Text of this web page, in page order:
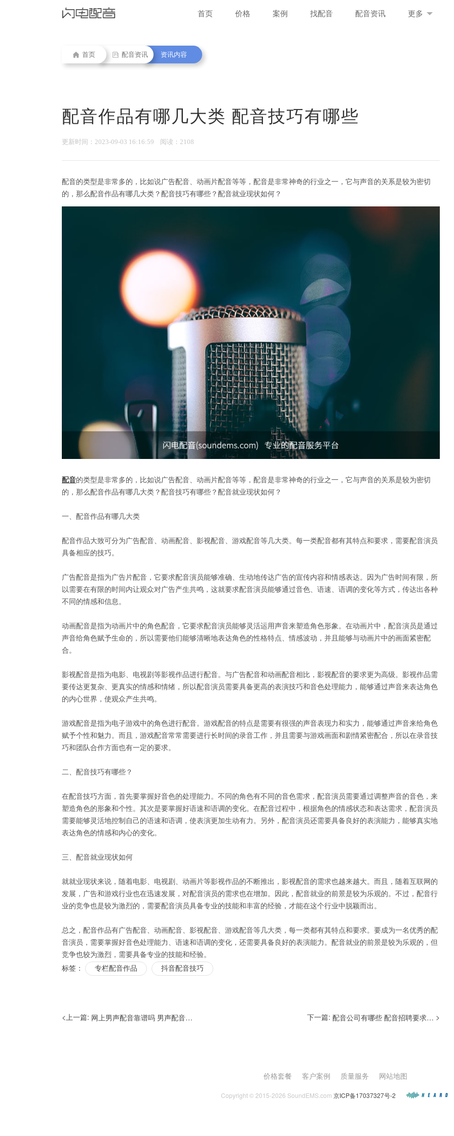
首页 价格 案例 找配音 配音资讯 更多
首页 配音资讯 资讯内容
配音作品有哪几大类 配音技巧有哪些
更新时间：2023-09-03 16:16:59 阅读：2108
配音的类型是非常多的，比如说广告配音、动画片配音等等，配音是非常神奇的行业之一，它与声音的关系是较为密切
的，那么配音作品有哪几大类？配音技巧有哪些？配音就业现状如何？
配音的类型是非常多的，比如说广告配音、动画片配音等等，配音是非常神奇的行业之一，它与声音的关系是较为密切
的，那么配音作品有哪几大类？配音技巧有哪些？配音就业现状如何？
一、配音作品有哪几大类
配音作品大致可分为广告配音、动画配音、影视配音、游戏配音等几大类。每一类配音都有其特点和要求，需要配音演员
具备相应的技巧。
广告配音是指为广告片配音，它要求配音演员能够准确、生动地传达广告的宣传内容和情感表达。因为广告时间有限，所
以需要在有限的时间内让观众对广告产生共鸣，这就要求配音演员能够通过音色、语速、语调的变化等方式，传达出各种
不同的情感和信息。
动画配音是指为动画片中的角色配音，它要求配音演员能够灵活运用声音来塑造角色形象。在动画片中，配音演员是通过
声音给角色赋予生命的，所以需要他们能够清晰地表达角色的性格特点、情感波动，并且能够与动画片中的画面紧密配
合。
影视配音是指为电影、电视剧等影视作品进行配音。与广告配音和动画配音相比，影视配音的要求更为高级。影视作品需
要传达更复杂、更真实的情感和情绪，所以配音演员需要具备更高的表演技巧和音色处理能力，能够通过声音来表达角色
的内心世界，使观众产生共鸣。
游戏配音是指为电子游戏中的角色进行配音。游戏配音的特点是需要有很强的声音表现力和实力，能够通过声音来给角色
赋予个性和魅力。而且，游戏配音常常需要进行长时间的录音工作，并且需要与游戏画面和剧情紧密配合，所以在录音技
巧和团队合作方面也有一定的要求。
二、配音技巧有哪些？
在配音技巧方面，首先要掌握好音色的处理能力。不同的角色有不同的音色需求，配音演员需要通过调整声音的音色，来
塑造角色的形象和个性。其次是要掌握好语速和语调的变化。在配音过程中，根据角色的情感状态和表达需求，配音演员
需要能够灵活地控制自己的语速和语调，使表演更加生动有力。另外，配音演员还需要具备良好的表演能力，能够真实地
表达角色的情感和内心的变化。
三、配音就业现状如何
就就业现状来说，随着电影、电视剧、动画片等影视作品的不断推出，影视配音的需求也越来越大。而且，随着互联网的
发展，广告和游戏行业也在迅速发展，对配音演员的需求也在增加。因此，配音就业的前景是较为乐观的。不过，配音行
业的竞争也是较为激烈的，需要配音演员具备专业的技能和丰富的经验，才能在这个行业中脱颖而出。
总之，配音作品有广告配音、动画配音、影视配音、游戏配音等几大类，每一类都有其特点和要求。要成为一名优秀的配
音演员，需要掌握好音色处理能力、语速和语调的变化，还需要具备良好的表演能力。配音就业的前景是较为乐观的，但
竞争也较为激烈，需要具备专业的技能和经验。
标签： 专栏配音作品 抖音配音技巧
<上一篇: 网上男声配音靠谱吗 男声配音用什么工具 下一篇: 配音公司有哪些 配音招聘要求如何 >
价格套餐 客户案例 质量服务 网站地图
Copyright © 2015-2026 SoundEMS.com 京ICP备17037327号-2